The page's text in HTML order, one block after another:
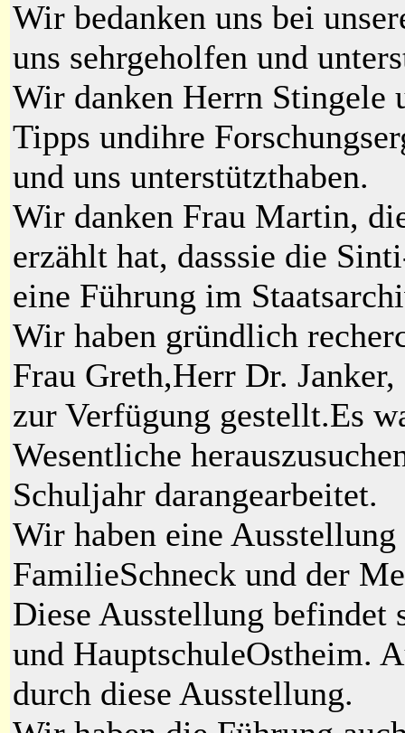
Wir bedanken uns bei
uns sehrgeholfen und
Wir danken Herrn Stingele
Tipps undihre
und uns unterstützthaben.
Wir danken Frau Martin,
erzählt hat, dasssie die
eine Führung im
Wir haben gründlich
Frau Greth,Herr Dr.
zur Verfügung gestellt.Es
Wesentliche
Schuljahr darangearbeitet.
Wir haben eine
FamilieSchneck und der
Diese Ausstellung befindet
und HauptschuleOstheim.
durch diese Ausstellung.